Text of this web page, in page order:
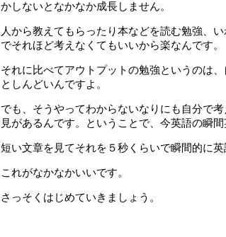
かしないとなかなか成長しません。
人から教えてもらったり本などを読む勉強、
でそれほど考えなくてもいいから楽なんです。
それに比べてアウトプットの勉強というのは
としんどいんですよ。
でも、そうやってわからないなりにも自分で
見があるんです。ということで、今英語の瞬
短い文章を見てそれを５秒くらいで瞬間的に英
これがなかなかいいです。
さっそくはじめていきましょう。